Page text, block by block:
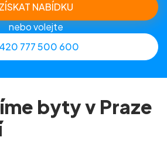
ZÍSKAT NABÍDKU
nebo volejte
777 500 600
byty v Praze